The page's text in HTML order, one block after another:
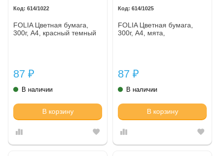
614/1022
FOLIA Цветная бумага,
300г, A4, красный темный
87 ₽
В наличии
В корзину
614/1025
FOLIA Цветная бумага,
300г, A4, мята,
87 ₽
В наличии
В корзину